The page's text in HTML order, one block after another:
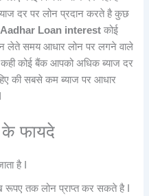
दर पर लोन प्रदान करते है कुछ
Aadhar Loan interest कोई
लेते समय आधार लोन पर लगने वाले
कही कोई बैंक आपको अधिक ब्याज दर
की सबसे कम ब्याज पर आधार
फायदे
है I
तक लोन प्राप्त कर सकते है I